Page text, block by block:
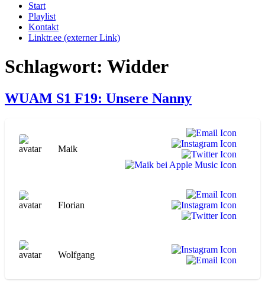
Start
Playlist
Kontakt
Linktr.ee (externer Link)
Schlagwort: Widder
WUAM S1 F19: Unsere Nanny
Maik
Florian
Wolfgang